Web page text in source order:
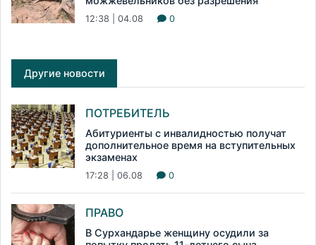
12:38 | 04.08 0
Другие новости
ПОТРЕБИТЕЛЬ
Абитуриенты с инвалидностью получат
дополнительное время на вступительных
экзаменах
17:28 | 06.08 0
ПРАВО
В Сурхандарье женщину осудили за